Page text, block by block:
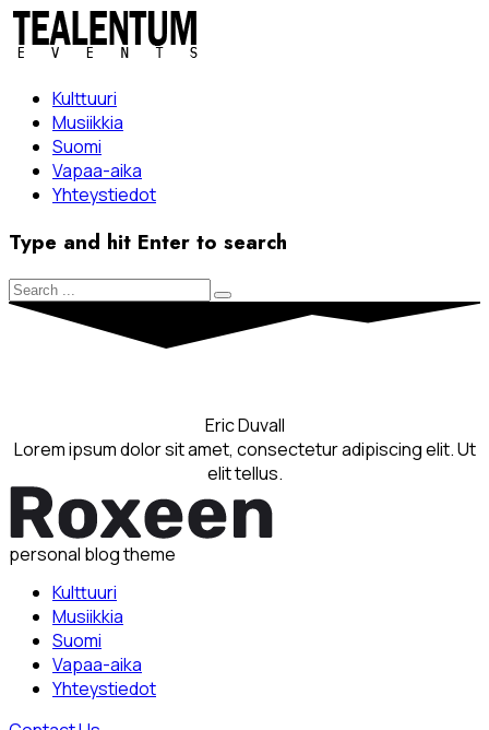
Kulttuuri
Musiikkia
Suomi
Vapaa-aika
Yhteystiedot
Type and hit Enter to search
Eric Duvall
Lorem ipsum dolor sit amet, consectetur adipiscing elit. Ut
elit tellus.
personal blog theme
Kulttuuri
Musiikkia
Suomi
Vapaa-aika
Yhteystiedot